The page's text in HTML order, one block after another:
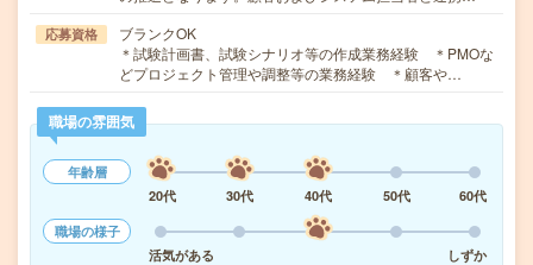
応募資格
ブランクOK
＊試験計画書、試験シナリオ等の作成業務経験 ＊PMOな
どプロジェクト管理や調整等の業務経験 ＊顧客や…
職場の雰囲気
年齢層
20代
30代 40代 50代
60代
職場の様子
活気がある
しずか